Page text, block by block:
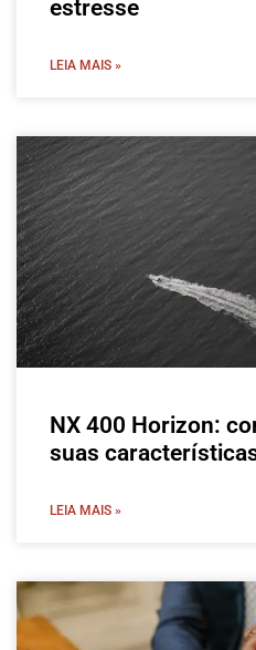
estresse
LEIA MAIS »
NX 400 Horizon:
suas
LEIA MAIS »